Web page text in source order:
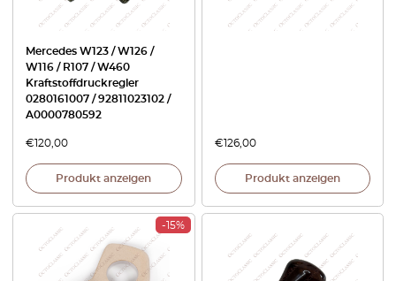
Mercedes W123 / W126 /
W116 / R107 / W460
Kraftstoffdruckregler
0280161007 / 92811023102 /
A0000780592
€120,00
Produkt anzeigen
€126,00
Produkt anzeigen
-15%